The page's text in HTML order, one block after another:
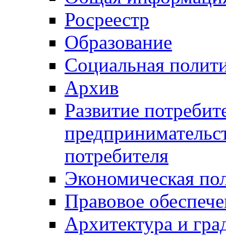
Росреестр
Образование
Социальная
Архив
Развитие
потребителя
Экономическая
Правовое
Архитектура и